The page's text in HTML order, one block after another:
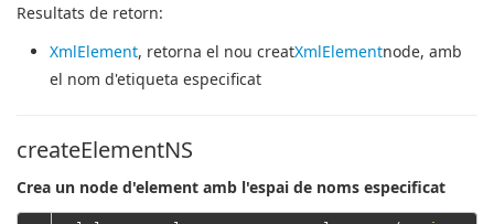
Resultats de retorn:
XmlElement, retorna el nou creatXmlElementnode, amb
el nom d'etiqueta especificat
createElementNS
Crea un node d'element amb l'espai de noms especificat